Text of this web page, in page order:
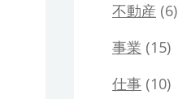
不動産 (6)
事業 (15)
仕事 (10)